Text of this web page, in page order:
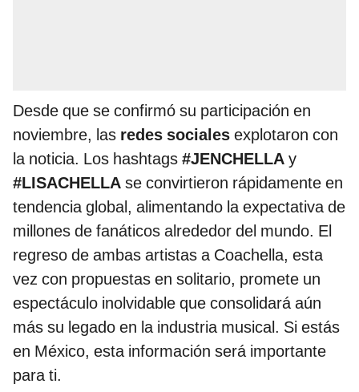
Desde que se confirmó su participación en
noviembre, las redes sociales explotaron con
la noticia. Los hashtags #JENCHELLA y
#LISACHELLA se convirtieron rápidamente en
tendencia global, alimentando la expectativa de
millones de fanáticos alrededor del mundo. El
regreso de ambas artistas a Coachella, esta
vez con propuestas en solitario, promete un
espectáculo inolvidable que consolidará aún
más su legado en la industria musical. Si estás
en México, esta información será importante
para ti.